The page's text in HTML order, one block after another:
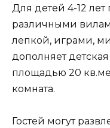
Для детей 4-12
различными
лепкой, играми,
дополняет
площадью 20
комната.
Гостей могут